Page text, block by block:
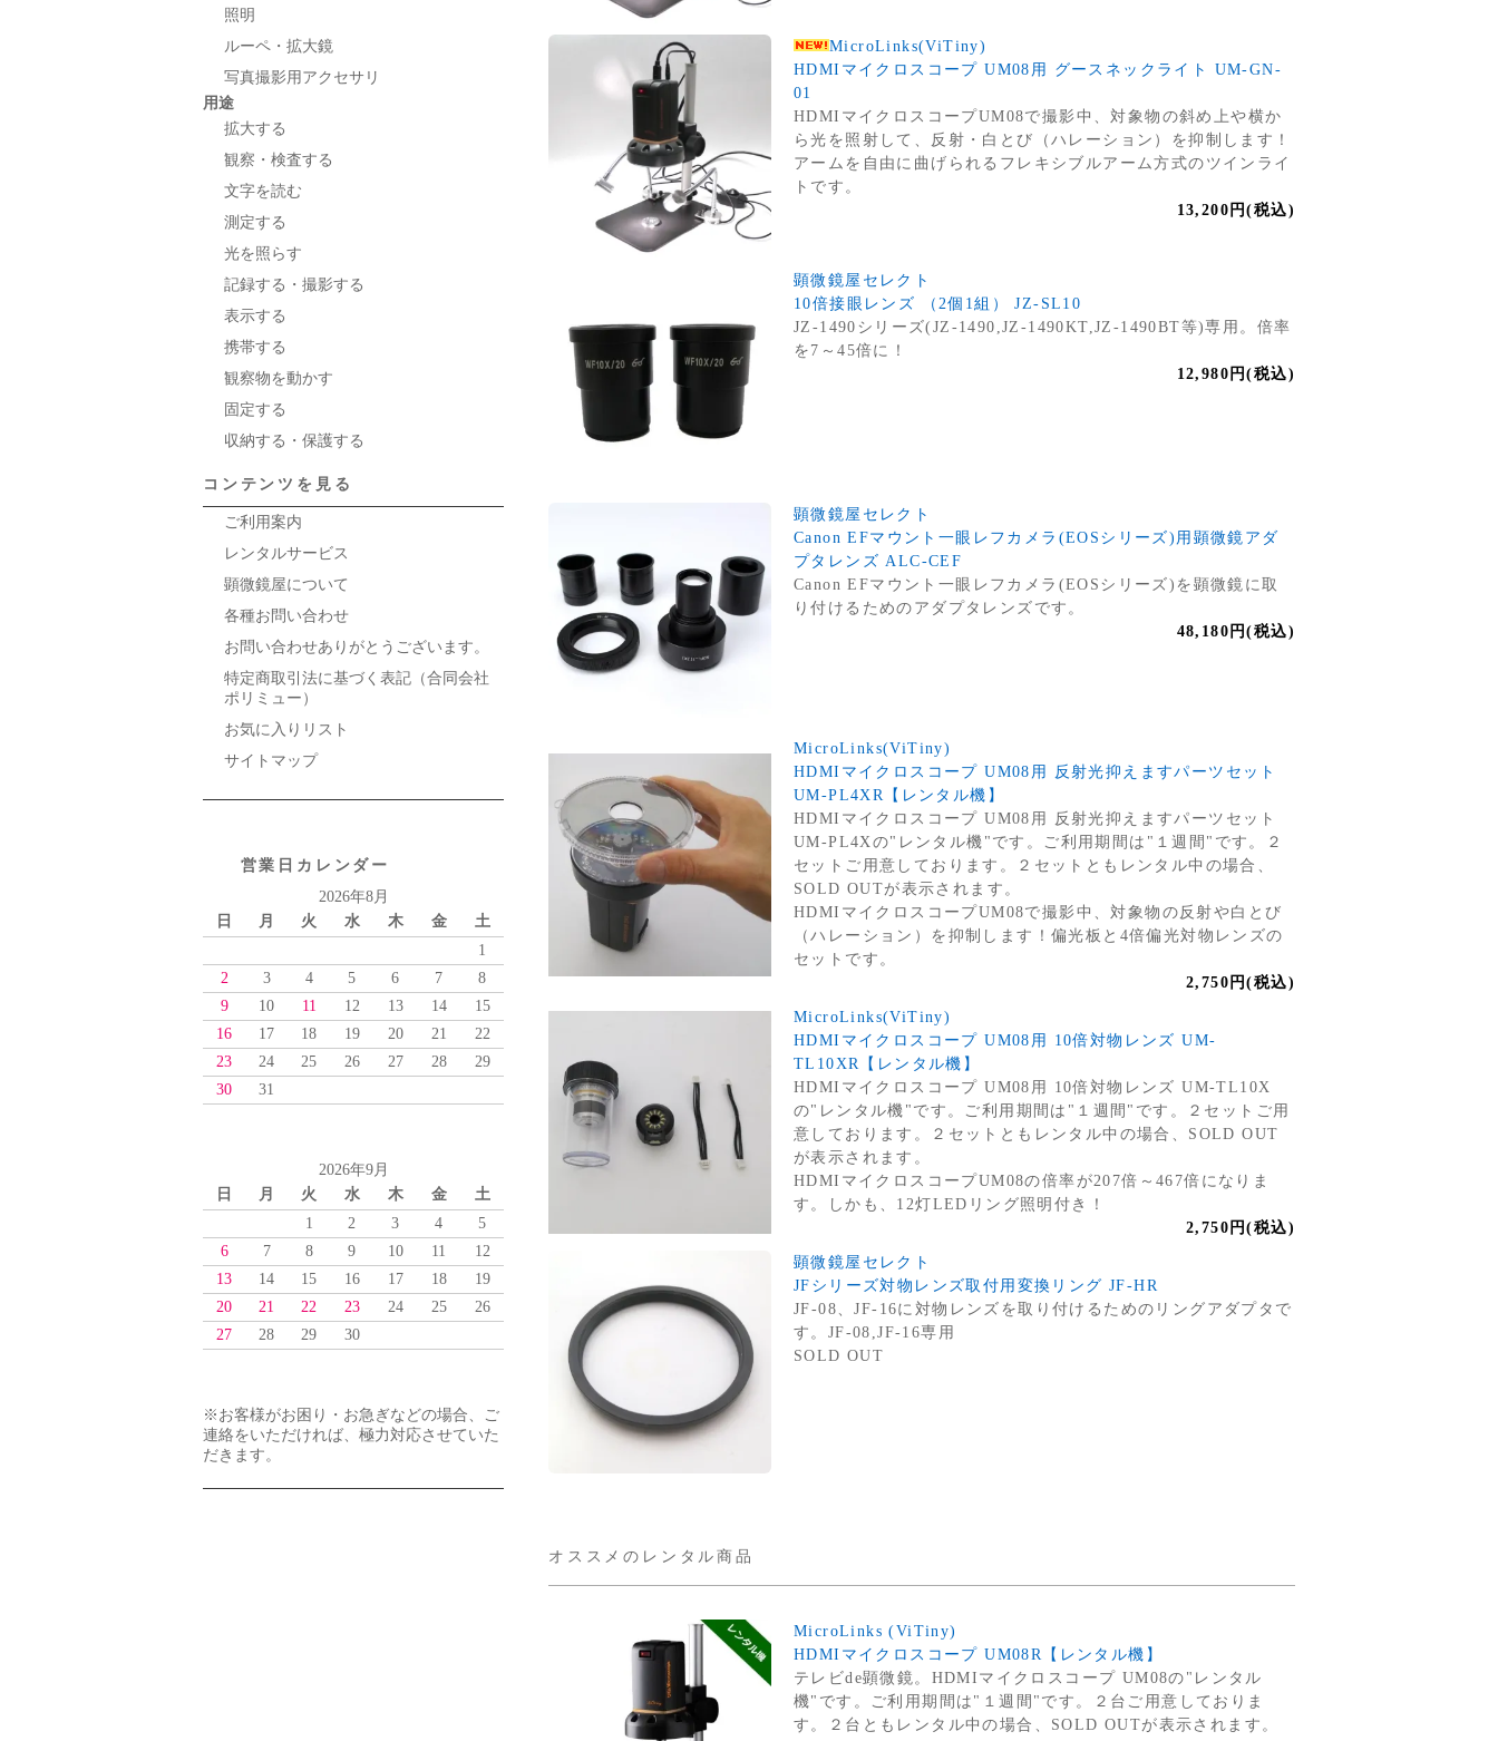
MicroLinks(ViTiny)
HDMIマイクロスコープ UM08用 グースネックライト UM-GN-
01
HDMIマイクロスコープUM08で撮影中、対象物の斜め上や横か
ら光を照射して、反射・白とび（ハレーション）を抑制します！
アームを自由に曲げられるフレキシブルアーム方式のツインライ
トです。
13,200円(税込)
顕微鏡屋セレクト
10倍接眼レンズ （2個1組） JZ-SL10
JZ-1490シリーズ(JZ-1490,JZ-1490KT,JZ-1490BT等)専用。倍率
を7～45倍に！
12,980円(税込)
顕微鏡屋セレクト
Canon EFマウント一眼レフカメラ(EOSシリーズ)用顕微鏡アダ
プタレンズ ALC-CEF
Canon EFマウント一眼レフカメラ(EOSシリーズ)を顕微鏡に取
り付けるためのアダプタレンズです。
48,180円(税込)
MicroLinks(ViTiny)
HDMIマイクロスコープ UM08用 反射光抑えますパーツセット
UM-PL4XR【レンタル機】
HDMIマイクロスコープ UM08用 反射光抑えますパーツセット
UM-PL4Xの"レンタル機"です。ご利用期間は"１週間"です。２
セットご用意しております。２セットともレンタル中の場合、
SOLD OUTが表示されます。
HDMIマイクロスコープUM08で撮影中、対象物の反射や白とび
（ハレーション）を抑制します！偏光板と4倍偏光対物レンズの
セットです。
2,750円(税込)
MicroLinks(ViTiny)
HDMIマイクロスコープ UM08用 10倍対物レンズ UM-
TL10XR【レンタル機】
HDMIマイクロスコープ UM08用 10倍対物レンズ UM-TL10X
の"レンタル機"です。ご利用期間は"１週間"です。２セットご用
意しております。２セットともレンタル中の場合、SOLD OUT
が表示されます。
HDMIマイクロスコープUM08の倍率が207倍～467倍になりま
す。しかも、12灯LEDリング照明付き！
2,750円(税込)
顕微鏡屋セレクト
JFシリーズ対物レンズ取付用変換リング JF-HR
JF-08、JF-16に対物レンズを取り付けるためのリングアダプタで
す。JF-08,JF-16専用
SOLD OUT
オススメのレンタル商品
MicroLinks (ViTiny)
HDMIマイクロスコープ UM08R【レンタル機】
テレビde顕微鏡。HDMIマイクロスコープ UM08の"レンタル
機"です。ご利用期間は"１週間"です。２台ご用意しておりま
す。２台ともレンタル中の場合、SOLD OUTが表示されます。
照明
ルーペ・拡大鏡
写真撮影用アクセサリ
用途
拡大する
観察・検査する
文字を読む
測定する
光を照らす
記録する・撮影する
表示する
携帯する
観察物を動かす
固定する
収納する・保護する
コンテンツを見る
ご利用案内
レンタルサービス
顕微鏡屋について
各種お問い合わせ
お問い合わせありがとうございます。
特定商取引法に基づく表記（合同会社
ポリミュー）
お気に入りリスト
サイトマップ
営業日カレンダー
2026年8月
日
月 火 水 木 金
土
1
2
3 4 5 6 7
8
9
10 11 12 13 14
15
16
17 18 19 20 21
22
23
24 25 26 27 28
29
30
31
2026年9月
日
月 火 水 木 金
土
1
2 3 4
5
6
7 8 9 10 11
12
13
14 15 16 17 18
19
20
21 22 23 24 25
26
27
28 29 30
※お客様がお困り・お急ぎなどの場合、ご
連絡をいただければ、極力対応させていた
だきます。